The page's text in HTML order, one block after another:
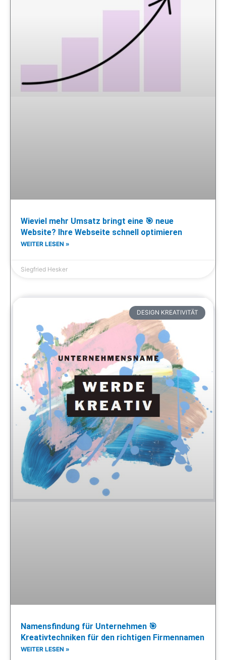
Wieviel mehr Umsatz bringt eine 🎯 neue
Website? Ihre Webseite schnell optimieren
WEITER LESEN »
Siegfried Hesker
DESIGN KREATIVITÄT
Namensfindung für Unternehmen 🎯
Kreativtechniken für den richtigen Firmennamen
WEITER LESEN »